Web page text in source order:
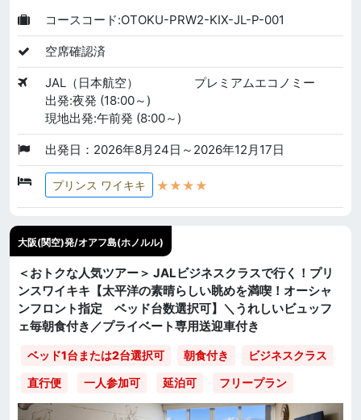
コースコード:OTOKU-PRW2-KIX-JL-P-001
空席確認済
JAL（日本航空）
プレミアムエコノミー
出発:夜発 (18:00～)
現地出発:午前発 (8:00～)
出発日：2026年8月24日～2026年12月17日
プリンス ワイキキ ★★★★
大阪(関空)発/オアフ島(ホノルル)
＜おトクな人気ツアー＞ JALビジネスクラスで行く！プリ
ンスワイキキ【太平洋の素晴らしい眺めを満喫！オーシャ
ンフロント指定 ベッド台数選択可】＼うれしいビュッフ
ェ毎朝食付き／プライベート専用送迎車付き
ベッド1台または2台選択可 朝食付き
ビジネスクラス
直行便
一人参加可 延泊可 フリープラン